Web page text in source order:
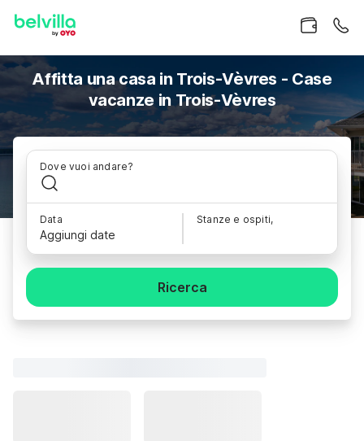
Affitta una casa in Trois-Vèvres - Case
vacanze in Trois-Vèvres
Dove vuoi andare?
Data
Aggiungi date
Stanze e ospiti,
Ricerca